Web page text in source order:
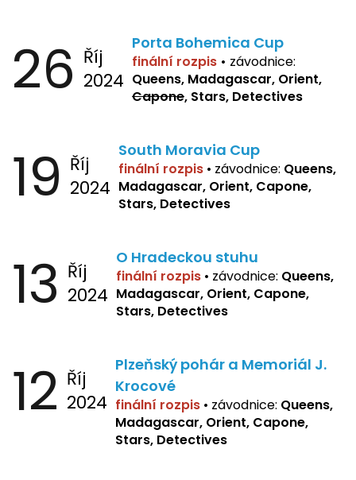
26 Říj
2024
Porta Bohemica Cup
finální rozpis • závodnice:
Queens, Madagascar, Orient,
Capone, Stars, Detectives
19 Říj
2024
South Moravia Cup
finální rozpis • závodnice: Queens,
Madagascar, Orient, Capone,
Stars, Detectives
13 Říj
2024
O Hradeckou stuhu
finální rozpis • závodnice: Queens,
Madagascar, Orient, Capone,
Stars, Detectives
12 Říj
2024
Plzeňský pohár a Memoriál J.
Krocové
finální rozpis • závodnice: Queens,
Madagascar, Orient, Capone,
Stars, Detectives